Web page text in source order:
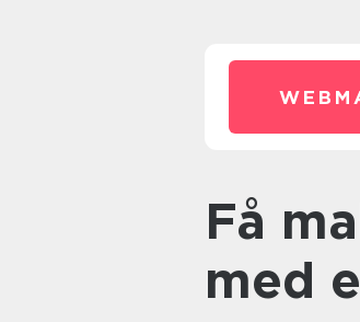
Få malerpletterne af gulvet
med